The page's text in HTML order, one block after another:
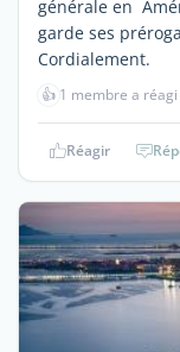
générale en
garde ses
Cordialement.
👍 1 membre a
Réagir